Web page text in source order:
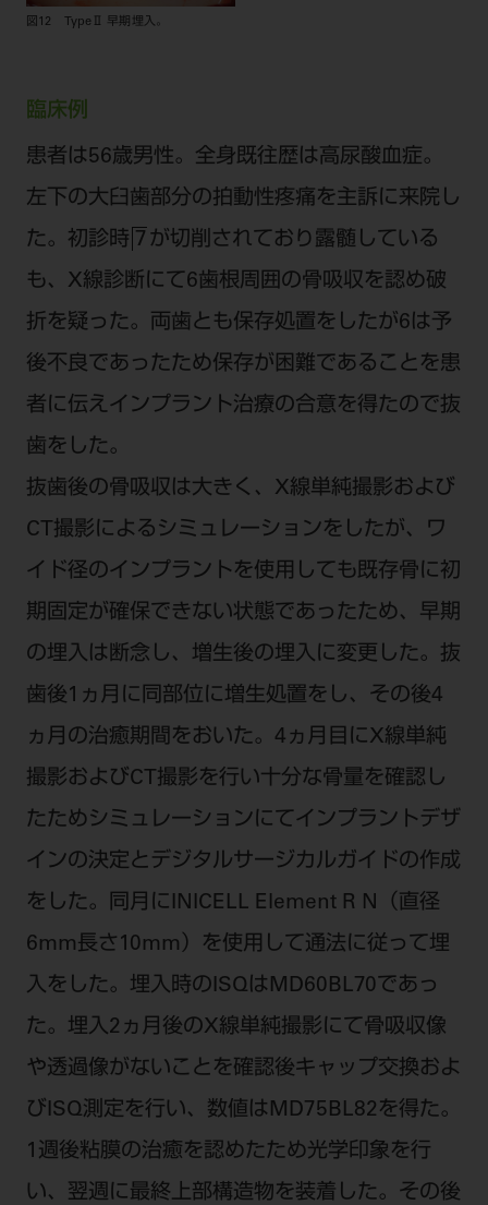
図12 TypeⅡ 早期埋入。
臨床例
患者は56歳男性。全身既往歴は高尿酸血症。
左下の大臼歯部分の拍動性疼痛を主訴に来院し
た。初診時 7 が切削されており露髄している
も、X線診断にて 6歯根周囲の骨吸収を認め破
折を疑った。両歯とも保存処置をしたが6 は予
後不良であったため保存が困難であることを患
者に伝えインプラント治療の合意を得たので抜
歯をした。
抜歯後の骨吸収は大きく、X線単純撮影および
CT撮影によるシミュレーションをしたが、ワ
イド径のインプラントを使用しても既存骨に初
期固定が確保できない状態であったため、早期
の埋入は断念し、増生後の埋入に変更した。抜
歯後1ヵ月に同部位に増生処置をし、その後4
ヵ月の治癒期間をおいた。4ヵ月目にX線単純
撮影およびCT撮影を行い十分な骨量を確認し
たためシミュレーションにてインプラントデザ
インの決定とデジタルサージカルガイドの作成
をした。同月にINICELL Element R N（直径
6mm長さ10mm）を使用して通法に従って埋
入をした。埋入時のISQはMD60BL70であっ
た。埋入2ヵ月後のX線単純撮影にて骨吸収像
や透過像がないことを確認後キャップ交換およ
びISQ測定を行い、数値はMD75BL82を得た。
1週後粘膜の治癒を認めたため光学印象を行
い、翌週に最終上部構造物を装着した。その後